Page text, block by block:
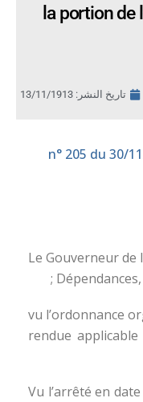
la portion de
تاريخ النشر: 13/11/1913
Le Gouverneur de
vu l’ordonnance
rendue
Vu l’arrêté en